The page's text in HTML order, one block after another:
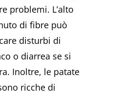
problemi. L’alto
di fibre può
disturbi di
o diarrea se si
Inoltre, le patate
ricche di